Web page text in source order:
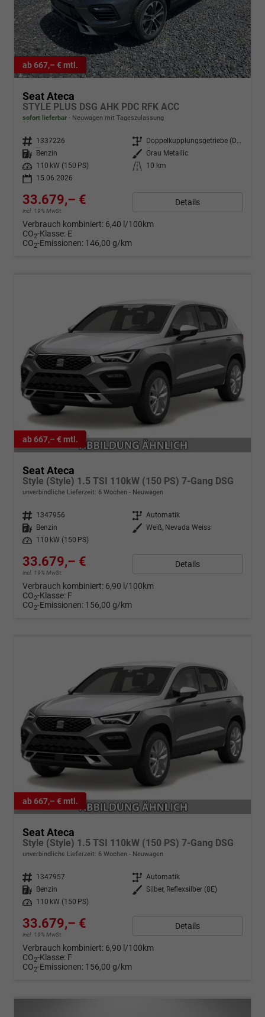
ab 667,– € mtl.
Seat Ateca
STYLE PLUS DSG AHK PDC RFK ACC
sofort lieferbar Neuwagen mit Tageszulassung
Fahrzeugnr. 1337226 Getriebe
Doppelkupplungsgetriebe (DSG)
Kraftstoff
Benzin Außenfarbe
Grau Metallic
Leistung
110 kW (150 PS) Kilometerstand
10 km
15.06.2026
33.679,– €
incl. 19% MwSt.
Details
Verbrauch kombiniert: 6,40 l/100km
CO2-Klasse: E
CO2-Emissionen: 146,00 g/km
ab 667,– € mtl.
Seat Ateca
Style (Style) 1.5 TSI 110kW (150 PS) 7-Gang DSG
unverbindliche Lieferzeit: 6 Wochen Neuwagen
Fahrzeugnr. 1347956 Getriebe Automatik
Kraftstoff
Benzin Außenfarbe Weiß, Nevada Weiss
Leistung
110 kW (150 PS)
33.679,– €
incl. 19% MwSt.
Details
Verbrauch kombiniert: 6,90 l/100km
CO2-Klasse: F
CO2-Emissionen: 156,00 g/km
ab 667,– € mtl.
Seat Ateca
Style (Style) 1.5 TSI 110kW (150 PS) 7-Gang DSG
unverbindliche Lieferzeit: 6 Wochen Neuwagen
Fahrzeugnr. 1347957 Getriebe Automatik
Kraftstoff
Benzin Außenfarbe Silber, Reflexsilber (8E)
Leistung
110 kW (150 PS)
33.679,– €
incl. 19% MwSt.
Details
Verbrauch kombiniert: 6,90 l/100km
CO2-Klasse: F
CO2-Emissionen: 156,00 g/km